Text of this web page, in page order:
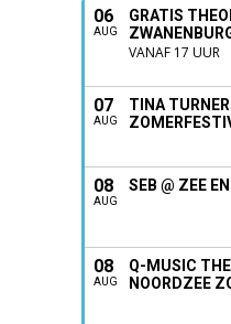
06
AUG
GRATIS
VANAF 17 UUR
07
AUG
TINA
08
AUG
SEB @ ZEE
08
AUG
Q-MUSIC
NOORDZEE